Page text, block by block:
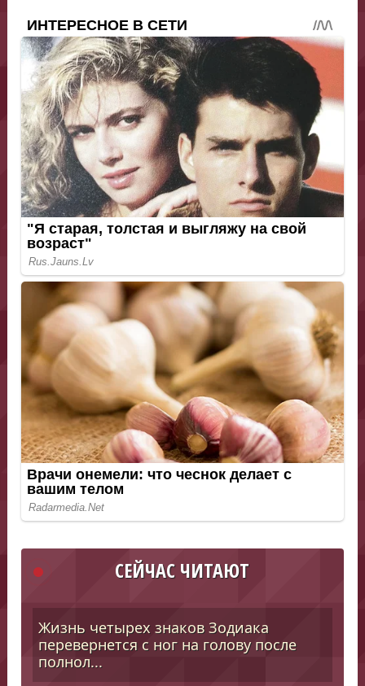
СЕЙЧАС ЧИТАЮТ
Жизнь четырех знаков Зодиака
перевернется с ног на голову после
полнол...